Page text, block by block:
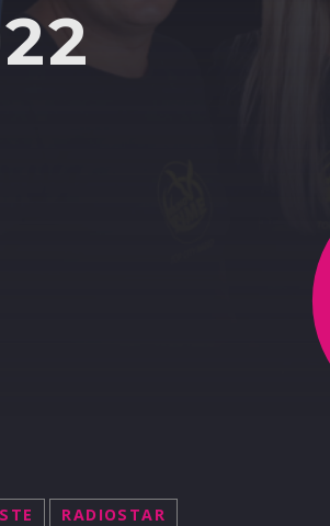
RADIOSTAR